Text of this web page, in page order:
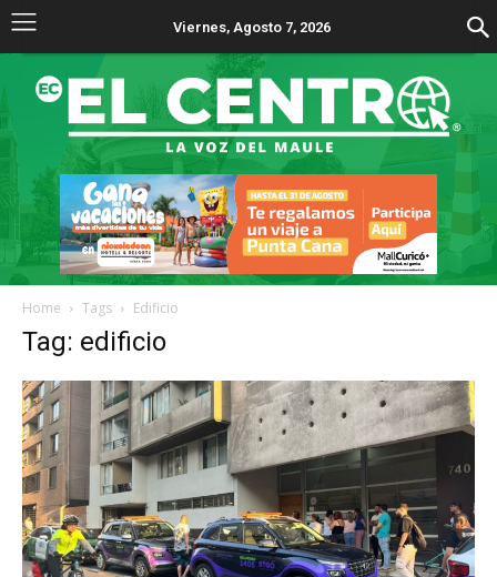
Viernes, Agosto 7, 2026
Home Tags Edificio
Tag: edificio